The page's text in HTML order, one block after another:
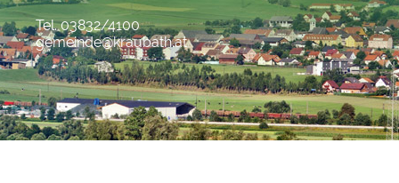
Tel. 03832/4100
gemeinde@kraubath.at